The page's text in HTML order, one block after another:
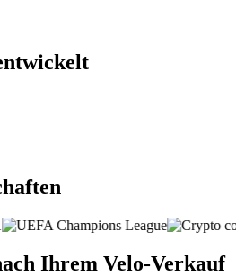
Ihrem Velo-Verkauf